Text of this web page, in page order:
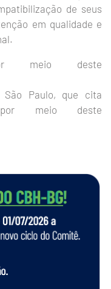
de seus
em qualidade e
meio deste
Paulo, que cita
meio deste